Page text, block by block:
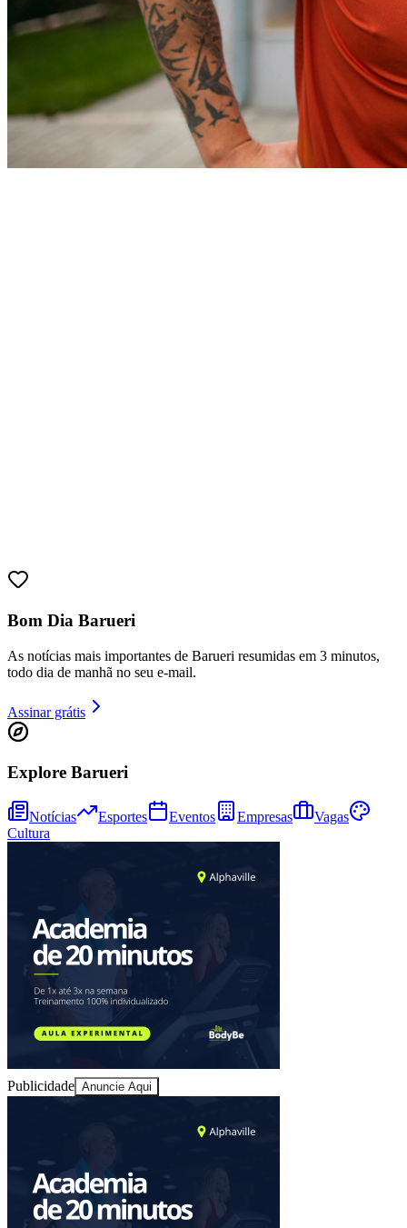
Cruzeiro
Fortaleza
Bom Dia Barueri
As notícias mais importantes de Barueri resumidas em 3 minutos,
todo dia de manhã no seu e-mail.
Assinar grátis
Explore Barueri
Notícias Esportes Eventos Empresas
Vagas
Cultura
Publicidade Anuncie Aqui